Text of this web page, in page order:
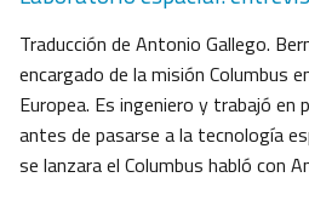
Traducción de Antonio Gallego.
encargado de la misión Columbus
Europea. Es ingeniero y trabajó en
antes de pasarse a la tecnología
se lanzara el Columbus habló con